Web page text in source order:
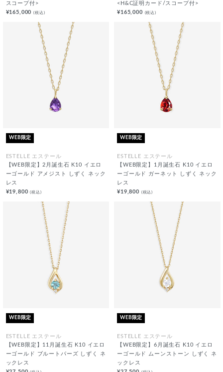
スコープ付>
¥165,000(税込)
<H&C証明カード/スコープ付>
¥165,000 (税込)
WEB限定
ESTELLE エステール
【WEB限定】2月誕生石 K10 イエロ
ーゴールド アメジスト しずく ネック
レス
¥19,800(税込)
WEB限定
ESTELLE エステール
【WEB限定】1月誕生石 K10 イエロ
ーゴールド ガーネット しずく ネック
レス
¥19,800 (税込)
WEB限定
ESTELLE エステール
【WEB限定】11月誕生石 K10 イエロ
ーゴールド ブルートパーズ しずく ネ
ックレス
WEB限定
ESTELLE エステール
【WEB限定】6月誕生石 K10 イエロ
ーゴールド ムーンストーン しずく ネ
ックレス